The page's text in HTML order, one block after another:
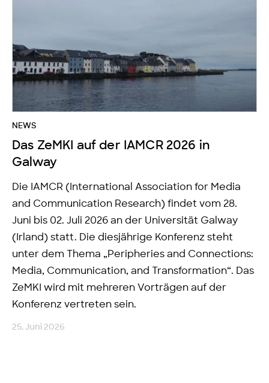
NEWS
Das ZeMKI auf der IAMCR 2026 in
Galway
Die IAMCR (International Association for Media
and Communication Research) findet vom 28.
Juni bis 02. Juli 2026 an der Universität Galway
(Irland) statt. Die diesjährige Konferenz steht
unter dem Thema „Peripheries and Connections:
Media, Communication, and Transformation“. Das
ZeMKI wird mit mehreren Vorträgen auf der
Konferenz vertreten sein.
25. Juni 2026